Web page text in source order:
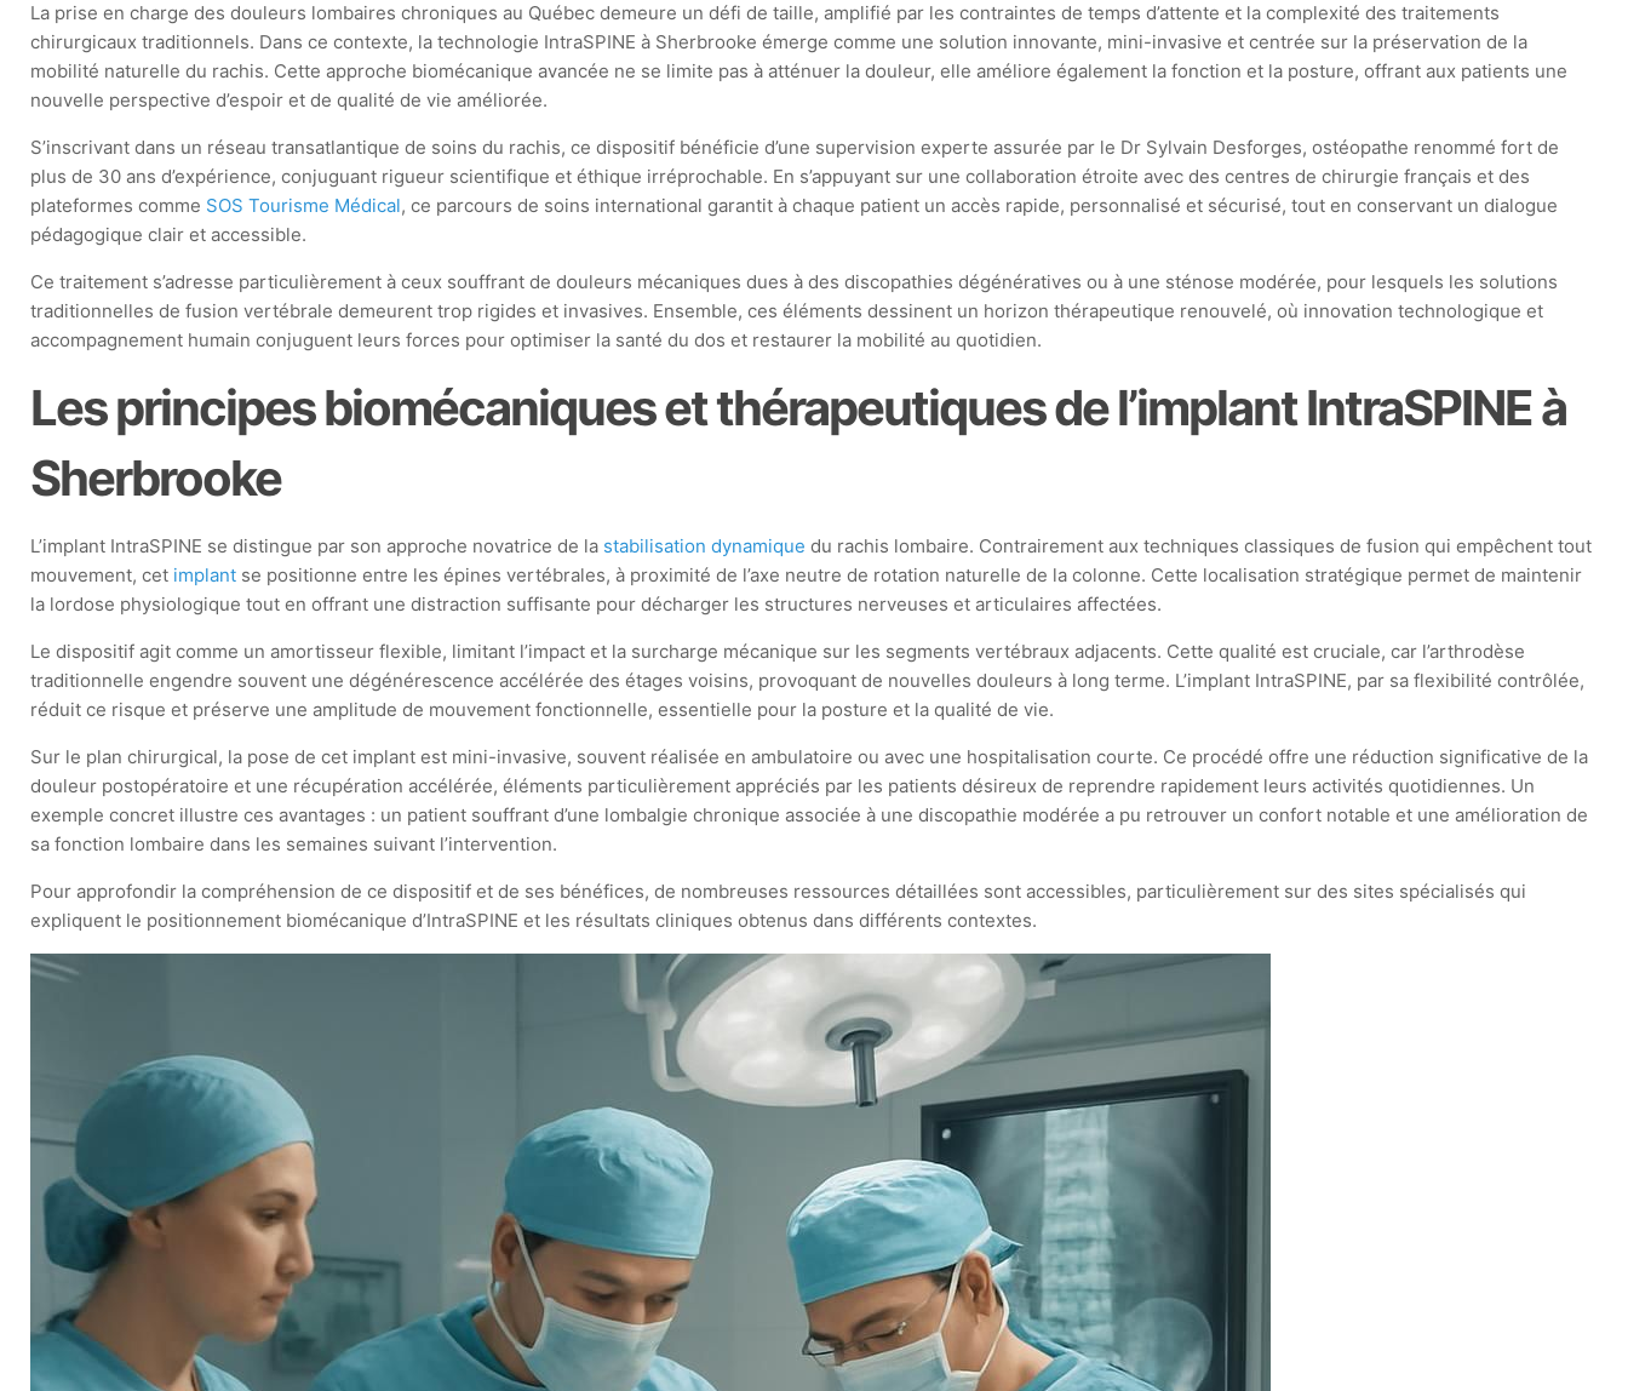
La prise en charge des douleurs lombaires chroniques au Québec demeure un défi de taille, amplifié par les contraintes de temps d’attente et la complexité des traitements
chirurgicaux traditionnels. Dans ce contexte, la technologie IntraSPINE à Sherbrooke émerge comme une solution innovante, mini-invasive et centrée sur la préservation de la
mobilité naturelle du rachis. Cette approche biomécanique avancée ne se limite pas à atténuer la douleur, elle améliore également la fonction et la posture, offrant aux patients une
nouvelle perspective d’espoir et de qualité de vie améliorée.
S’inscrivant dans un réseau transatlantique de soins du rachis, ce dispositif bénéficie d’une supervision experte assurée par le Dr Sylvain Desforges, ostéopathe renommé fort de
plus de 30 ans d’expérience, conjuguant rigueur scientifique et éthique irréprochable. En s’appuyant sur une collaboration étroite avec des centres de chirurgie français et des
plateformes comme SOS Tourisme Médical, ce parcours de soins international garantit à chaque patient un accès rapide, personnalisé et sécurisé, tout en conservant un dialogue
pédagogique clair et accessible.
Ce traitement s’adresse particulièrement à ceux souffrant de douleurs mécaniques dues à des discopathies dégénératives ou à une sténose modérée, pour lesquels les solutions
traditionnelles de fusion vertébrale demeurent trop rigides et invasives. Ensemble, ces éléments dessinent un horizon thérapeutique renouvelé, où innovation technologique et
accompagnement humain conjuguent leurs forces pour optimiser la santé du dos et restaurer la mobilité au quotidien.
Les principes biomécaniques et thérapeutiques de l’implant IntraSPINE à
Sherbrooke
L’implant IntraSPINE se distingue par son approche novatrice de la stabilisation dynamique du rachis lombaire. Contrairement aux techniques classiques de fusion qui empêchent tout
mouvement, cet implant se positionne entre les épines vertébrales, à proximité de l’axe neutre de rotation naturelle de la colonne. Cette localisation stratégique permet de maintenir
la lordose physiologique tout en offrant une distraction suffisante pour décharger les structures nerveuses et articulaires affectées.
Le dispositif agit comme un amortisseur flexible, limitant l’impact et la surcharge mécanique sur les segments vertébraux adjacents. Cette qualité est cruciale, car l’arthrodèse
traditionnelle engendre souvent une dégénérescence accélérée des étages voisins, provoquant de nouvelles douleurs à long terme. L’implant IntraSPINE, par sa flexibilité contrôlée,
réduit ce risque et préserve une amplitude de mouvement fonctionnelle, essentielle pour la posture et la qualité de vie.
Sur le plan chirurgical, la pose de cet implant est mini-invasive, souvent réalisée en ambulatoire ou avec une hospitalisation courte. Ce procédé offre une réduction significative de la
douleur postopératoire et une récupération accélérée, éléments particulièrement appréciés par les patients désireux de reprendre rapidement leurs activités quotidiennes. Un
exemple concret illustre ces avantages : un patient souffrant d’une lombalgie chronique associée à une discopathie modérée a pu retrouver un confort notable et une amélioration de
sa fonction lombaire dans les semaines suivant l’intervention.
Pour approfondir la compréhension de ce dispositif et de ses bénéfices, de nombreuses ressources détaillées sont accessibles, particulièrement sur des sites spécialisés qui
expliquent le positionnement biomécanique d’IntraSPINE et les résultats cliniques obtenus dans différents contextes.